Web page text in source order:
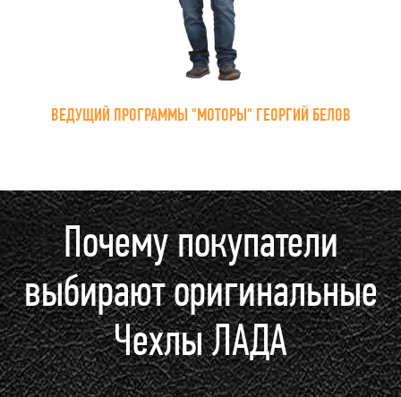
ВЕДУЩИЙ ПРОГРАММЫ "МОТОРЫ" ГЕОРГИЙ БЕЛОВ
Почему покупатели
выбирают оригинальные
Чехлы ЛАДА